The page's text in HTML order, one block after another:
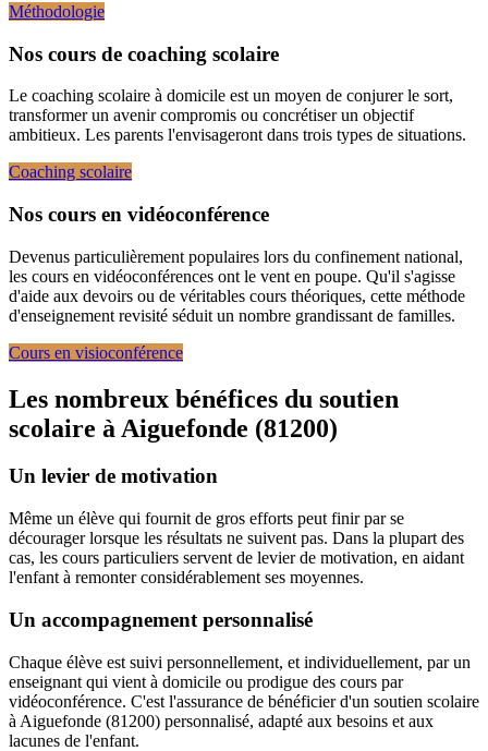
Méthodologie
Nos cours de coaching scolaire
Le coaching scolaire à domicile est un moyen de conjurer le sort,
transformer un avenir compromis ou concrétiser un objectif
ambitieux. Les parents l'envisageront dans trois types de situations.
Coaching scolaire
Nos cours en vidéoconférence
Devenus particulièrement populaires lors du confinement national,
les cours en vidéoconférences ont le vent en poupe. Qu'il s'agisse
d'aide aux devoirs ou de véritables cours théoriques, cette méthode
d'enseignement revisité séduit un nombre grandissant de familles.
Cours en visioconférence
Les nombreux bénéfices du soutien
scolaire à Aiguefonde (81200)
Un levier de motivation
Même un élève qui fournit de gros efforts peut finir par se
décourager lorsque les résultats ne suivent pas. Dans la plupart des
cas, les cours particuliers servent de levier de motivation, en aidant
l'enfant à remonter considérablement ses moyennes.
Un accompagnement personnalisé
Chaque élève est suivi personnellement, et individuellement, par un
enseignant qui vient à domicile ou prodigue des cours par
vidéoconférence. C'est l'assurance de bénéficier d'un soutien scolaire
à Aiguefonde (81200) personnalisé, adapté aux besoins et aux
lacunes de l'enfant.